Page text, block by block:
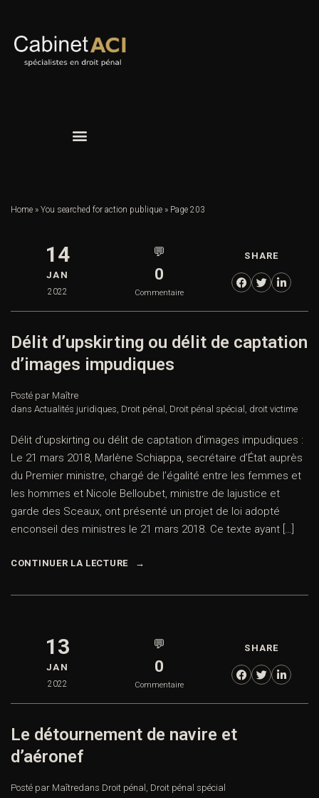
Home » You searched for action publique » Page 203
14
JAN
2022
💬
0
Commentaire
SHARE
Délit d’upskirting ou délit de captation
d’images impudiques
Posté par Maître
dans Actualités juridiques, Droit pénal , Droit pénal spécial , droit victime
Délit d’upskirting ou délit de captation d’images impudiques :
Le 21 mars 2018, Marlène Schiappa, secrétaire d’État auprès
du Premier ministre, chargé de l’égalité entre les femmes et
les hommes et Nicole Belloubet, ministre de lajustice et
garde des Sceaux, ont présenté un projet de loi adopté
enconseil des ministres le 21 mars 2018. Ce texte ayant […]
CONTINUER LA LECTURE
13
JAN
2022
💬
0
Commentaire
SHARE
Le détournement de navire et
d’aéronef
Posté par Maîtredans Droit pénal , Droit pénal spécial